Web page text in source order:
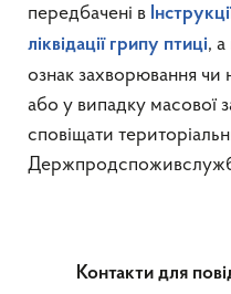
передбачені в
ліквідації грипу птиці,
ознак захворювання чи
або у випадку масової
сповіщати
Контакти для